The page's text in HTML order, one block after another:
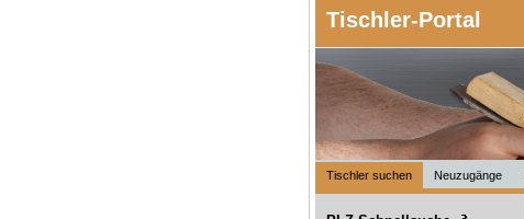
Tischler-Portal
Tischler suchen Neuzugänge